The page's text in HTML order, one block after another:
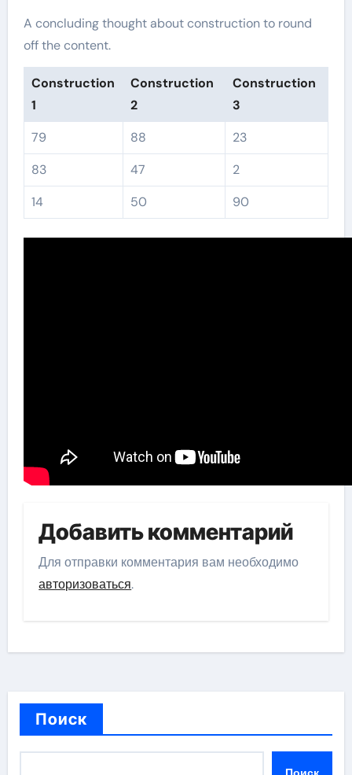
A concluding thought about construction to round
off the content.
Construction
1
Construction
2
Construction
3
79
88
23
83
47
2
14
50 90
Добавить комментарий
Для отправки комментария вам необходимо
авторизоваться.
Поиск